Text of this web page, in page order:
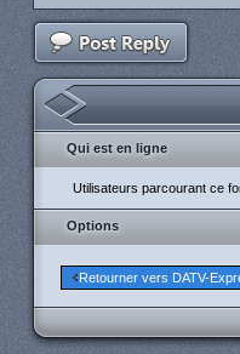
Qui est en ligne
Utilisateurs parcourant ce
Options
Retourner vers DATV-